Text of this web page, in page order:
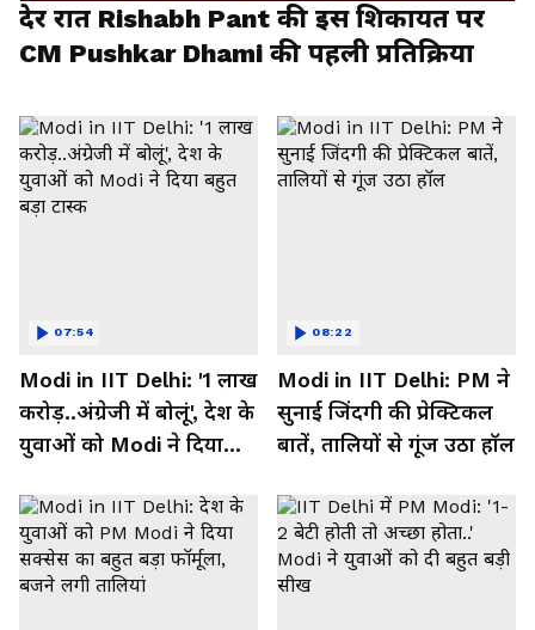
देर रात Rishabh Pant की इस शिकायत पर
CM Pushkar Dhami की पहली प्रतिक्रिया
Modi in IIT Delhi: '1 लाख
करोड़..अंग्रेजी में बोलूं', देश के
युवाओं को Modi ने दिया
07:54
Modi in IIT Delhi: PM ने
सुनाई जिंदगी की प्रेक्टिकल
बातें, तालियों से गूंज उठा हॉल
08:22